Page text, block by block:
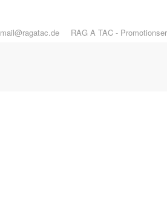
mail@ragatac.de RAG A TAC -